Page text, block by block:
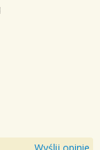
Wyślij opinie